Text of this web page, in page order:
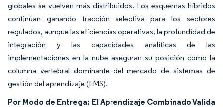
globales se vuelven más distribuidos. Los esquemas híbridos
continúan ganando tracción selectiva para los sectores
regulados, aunque las eficiencias operativas, la profundidad de
integración y las capacidades analíticas de las
implementaciones en la nube aseguran su posición como la
columna vertebral dominante del mercado de sistemas de
gestión del aprendizaje (LMS).
Por Modo de Entrega: El Aprendizaje Combinado Valida